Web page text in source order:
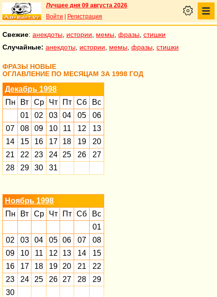
Лучшее дня 09 августа 2026
Войти
Регистрация
Свежие: анекдоты истории мемы фразы стишки
Случайные: анекдоты истории мемы фразы стишки
ФРАЗЫ НОВЫЕ
ОГЛАВЛЕНИЕ ПО МЕСЯЦАМ ЗА 1998 ГОД
Декабрь 1998
Пн
Вт Ср Чт Пт Сб
Вс
01
02 03 04 05
06
07
08 09 10 11 12
13
14
15 16 17 18 19
20
21
22 23 24 25 26
27
28
29 30 31
Ноябрь 1998
Пн
Вт Ср Чт Пт Сб
Вс
01
02
03 04 05 06 07
08
09
10 11 12 13 14
15
16
17 18 19 20 21
22
23
24 25 26 27 28
29
30